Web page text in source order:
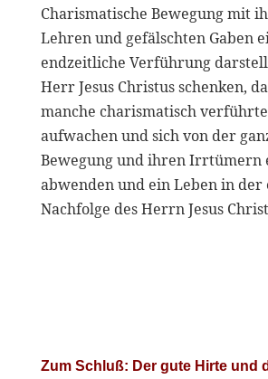
Charismatische Bewegung mit
Lehren und gefälschten Gaben
endzeitliche Verführung
Herr Jesus Christus schenken,
manche charismatisch
aufwachen und sich von der
Bewegung und ihren Irrtümern
abwenden und ein Leben in der
Nachfolge des Herrn Jesus
Zum Schluß: Der gute Hirte und